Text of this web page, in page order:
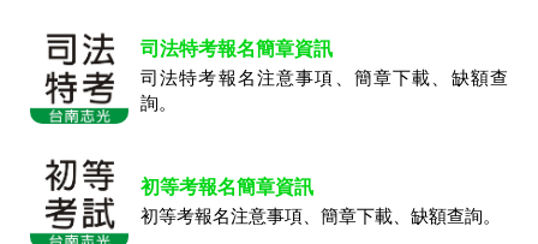
司法特考報名簡章資訊
司法特考報名注意事項、簡章下載、缺額查
詢。
初等考報名簡章資訊
初等考報名注意事項、簡章下載、缺額查詢。